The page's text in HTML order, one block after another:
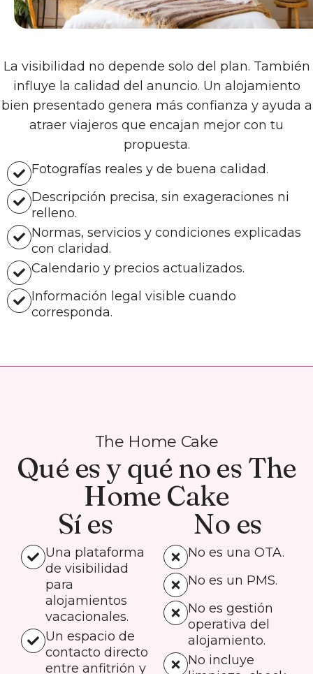
La visibilidad no depende solo del plan. También
influye la calidad del anuncio. Un alojamiento
bien presentado genera más confianza y ayuda a
atraer viajeros que encajan mejor con tu
propuesta.
Fotografías reales y de buena calidad.
Descripción precisa, sin exageraciones ni
relleno.
Normas, servicios y condiciones explicadas
con claridad.
Calendario y precios actualizados.
Información legal visible cuando
corresponda.
The Home Cake
Qué es y qué no es The
Home Cake
Sí es
Una plataforma
de visibilidad
para
alojamientos
vacacionales.
Un espacio de
contacto directo
entre anfitrión y
No es
No es una OTA.
No es un PMS.
No es gestión
operativa del
alojamiento.
No incluye